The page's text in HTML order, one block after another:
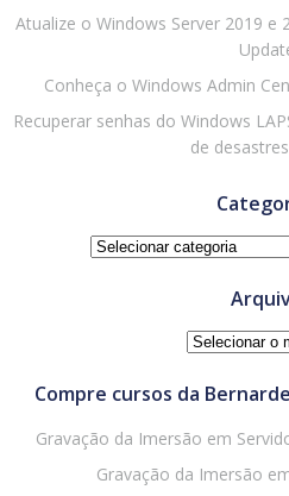
Atualize o Windows Server 2019 e
Conheça o Windows Admin
Recuperar senhas do Windows
de
Categorias
Arquivo
Compre cursos da
Gravação da Imersão em
Gravação da Imersão